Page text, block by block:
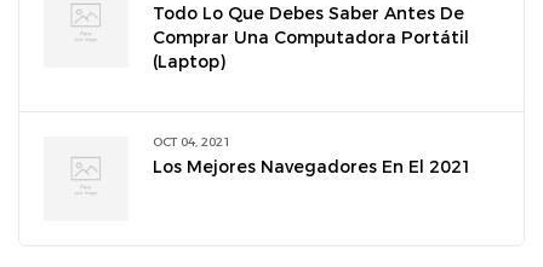
Todo Lo Que Debes Saber Antes De
Comprar Una Computadora Portátil
(laptop)
OCT 04, 2021
Los Mejores Navegadores En El 2021